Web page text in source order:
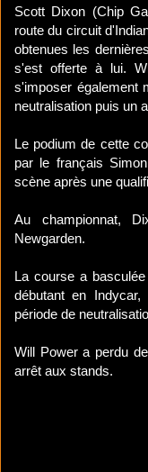
Scott Dixon (Chip
route du circuit
obtenues les
s'est offerte à lui.
s'imposer également
neutralisation puis un
Le podium de cette
par le français
scène après une
Au championnat,
Newgarden.
La course a
débutant en
période de
Will Power a perdu
arrêt aux stands.